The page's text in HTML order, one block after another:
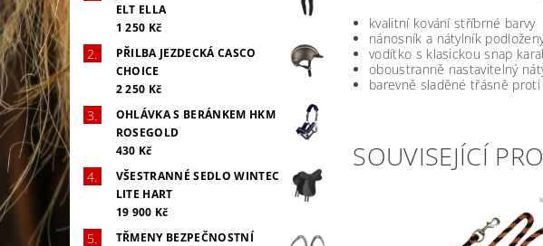
ELT ELLA
1 250 Kč
PŘILBA JEZDECKÁ CASCO
CHOICE
2 250 Kč
OHLÁVKA S BERÁNKEM HKM
ROSEGOLD
430 Kč
VŠESTRANNÉ SEDLO WINTEC
LITE HART
19 900 Kč
TŘMENY BEZPEČNOSTNÍ
kvalitní kování stříbrné barvy
nánosník a nátylník
vodítko s klasickou snap
oboustranně nastavitelný
barevně sladěné třásně proti
SOUVISEJÍCÍ